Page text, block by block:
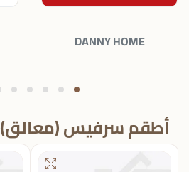
HOMFEL
أطقم سرفيس (معالق)